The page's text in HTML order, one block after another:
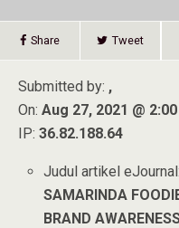
Share Tweet
Submitted by: ,
On: Aug 27, 2021 @
IP: 36.82.188.64
Judul artikel
SAMARINDA
BRAND